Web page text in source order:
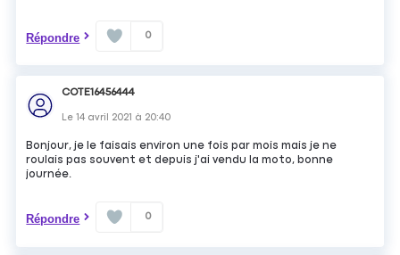
Répondre 0
COTE16456444
Le14 avril 2021 à 20:40
Bonjour, je le faisais environ une fois par mois mais je ne
roulais pas souvent et depuis j'ai vendu la moto, bonne
journée.
Répondre 0